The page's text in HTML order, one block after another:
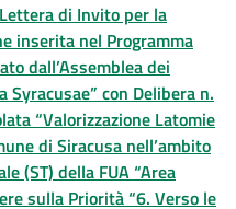
di Invito per la
inserita nel Programma
dall’Assemblea dei
Syracusae” con Delibera n.
“Valorizzazione Latomie
di Siracusa nell’ambito
(ST) della FUA “Area
sulla Priorità “6. Verso le